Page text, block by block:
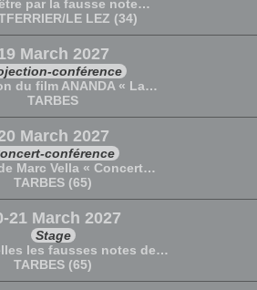
par la fausse note…
LE LEZ (34)
March 2027
conférence
du film ANANDA « La…
TARBES
March 2027
conférence
Marc Vella « Concert…
TARBES (65)
21 March 2027
Stage
les fausses notes de…
TARBES (65)